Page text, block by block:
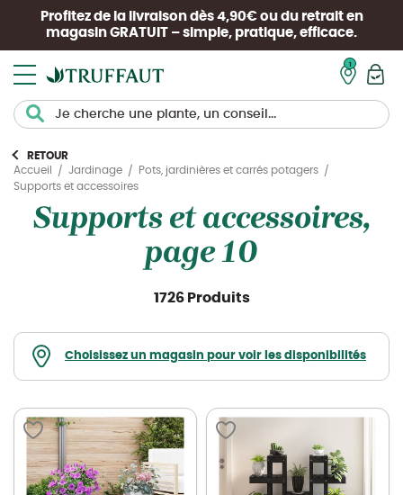
Profitez de la livraison dès 4,90€ ou du retrait en
magasin GRATUIT – simple, pratique, efficace.
RETOUR
Accueil
Jardinage
Pots, jardinières et carrés potagers
Supports et accessoires
Supports et accessoires,
page 10
1726 Produits
Choisissez un magasin pour voir les disponibilités